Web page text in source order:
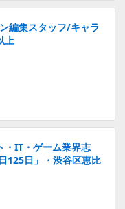
編集スタッフ/キャラ
上
・IT・ゲーム業界志
125日」・渋谷区恵比